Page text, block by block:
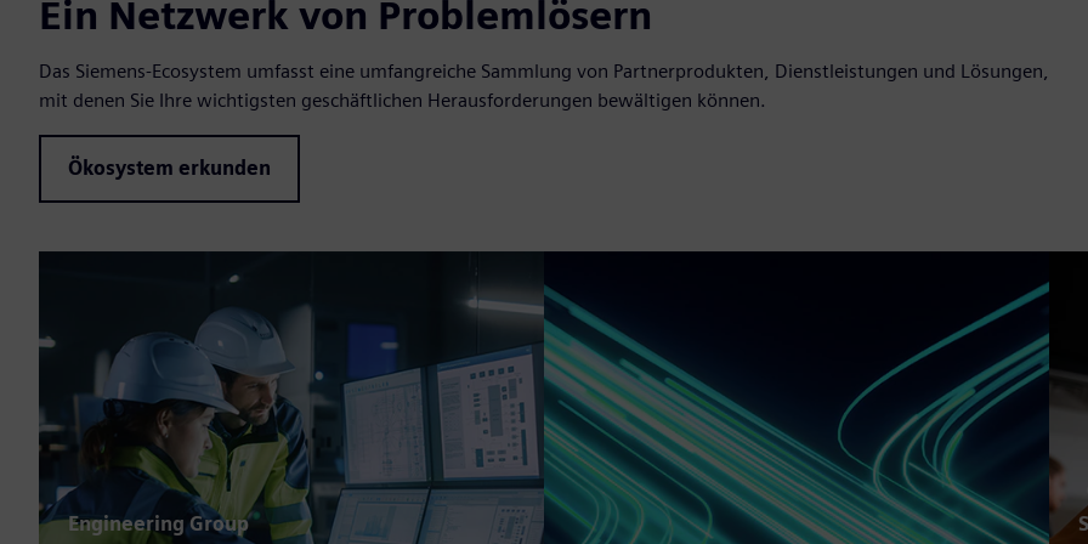
Ein Netzwerk von Problemlösern
Das Siemens-Ecosystem umfasst eine umfangreiche Sammlung von Partnerprodukten, Dienstleistungen und Lösungen,
mit denen Sie Ihre wichtigsten geschäftlichen Herausforderungen bewältigen können.
Ökosystem erkunden
Engineering Group